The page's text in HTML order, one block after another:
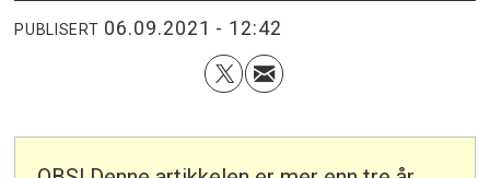
PUBLISERT 06.09.2021 - 12:42